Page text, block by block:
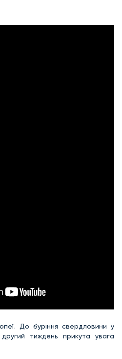
До буріння свердловини у
тиждень прикута увага